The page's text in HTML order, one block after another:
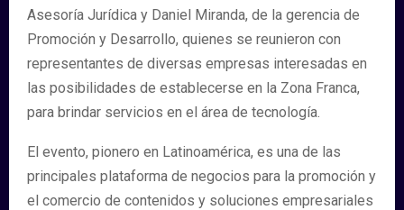
Asesoría Jurídica y Daniel Miranda, de la gerencia de
Promoción y Desarrollo, quienes se reunieron con
representantes de diversas empresas interesadas en
las posibilidades de establecerse en la Zona Franca,
para brindar servicios en el área de tecnología.
El evento, pionero en Latinoamérica, es una de las
principales plataforma de negocios para la promoción y
el comercio de contenidos y soluciones empresariales